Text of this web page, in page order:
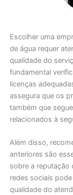
Escolher uma
de água requer
qualidade do
fundamental
licenças
assegura que os
também que
relacionados à
Além disso,
anteriores são
sobre a reputação
redes sociais
qualidade do